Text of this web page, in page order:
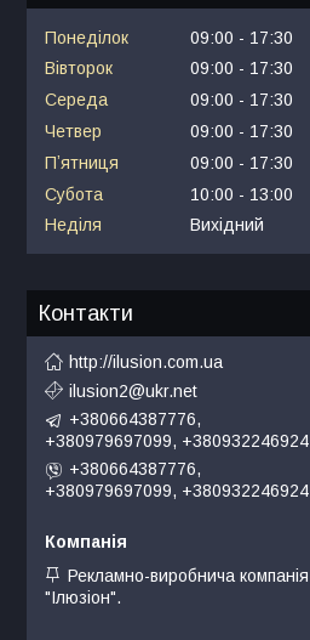
Понеділок 09:00
17:30
Вівторок
09:00
17:30
Середа
09:00
17:30
Четвер
09:00
17:30
Пʼятниця
09:00
17:30
Субота
10:00
13:00
Неділя
Вихідний
Контакти
http://ilusion.com.ua
ilusion2@ukr.net
+380664387776,
+380979697099, +380932246924
+380664387776,
+380979697099, +380932246924
Рекламно-виробнича компанія
"Ілюзіон".